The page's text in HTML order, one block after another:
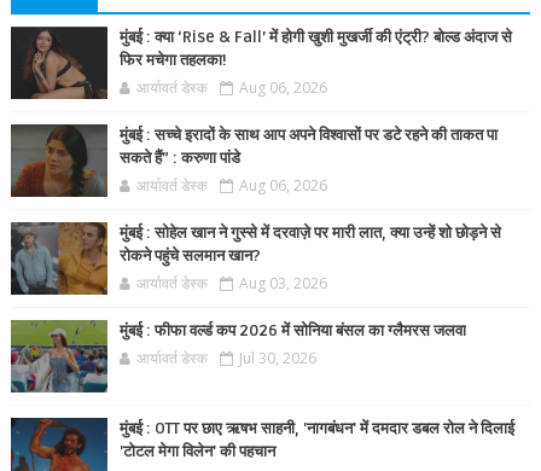
मुंबई : क्या ‘Rise & Fall’ में होगी खुशी मुखर्जी की एंट्री? बोल्ड अंदाज से
फिर मचेगा तहलका!
आर्यावर्त डेस्क Aug 06, 2026
मुंबई : सच्चे इरादों के साथ आप अपने विश्वासों पर डटे रहने की ताकत पा
सकते हैं” : करुणा पांडे
आर्यावर्त डेस्क Aug 06, 2026
मुंबई : सोहेल खान ने गुस्से में दरवाज़े पर मारी लात, क्या उन्हें शो छोड़ने से
रोकने पहुंचे सलमान खान?
आर्यावर्त डेस्क Aug 03, 2026
मुंबई : फीफा वर्ल्ड कप 2026 में सोनिया बंसल का ग्लैमरस जलवा
आर्यावर्त डेस्क Jul 30, 2026
मुंबई : OTT पर छाए ऋषभ साहनी, 'नागबंधन' में दमदार डबल रोल ने दिलाई
'टोटल मेगा विलेन' की पहचान